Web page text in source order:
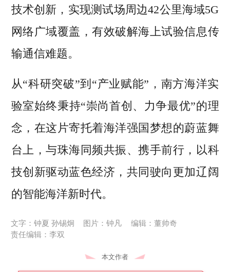
技术创新，实现测试场周边42公里海域5G
网络广域覆盖，有效破解海上试验信息传
输通信难题。
从“科研突破”到“产业赋能”，南方海洋实
验室始终秉持“崇尚首创、力争最优”的理
念，在这片寄托着海洋强国梦想的蔚蓝舞
台上，与珠海同频共振、携手前行，以科
技创新驱动蓝色经济，共同驶向更加辽阔
的智能海洋新时代。
文字：钟夏 孙锡炯 图片：钟凡
编辑：董帅奇
责任编辑：李双
本文作者